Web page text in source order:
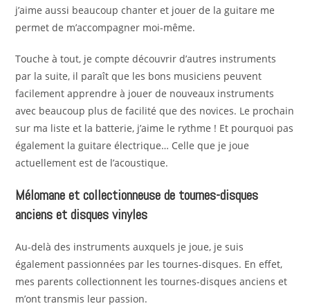
j’aime aussi beaucoup chanter et jouer de la guitare me
permet de m’accompagner moi-même.
Touche à tout, je compte découvrir d’autres instruments
par la suite, il paraît que les bons musiciens peuvent
facilement apprendre à jouer de nouveaux instruments
avec beaucoup plus de facilité que des novices. Le prochain
sur ma liste et la batterie, j’aime le rythme ! Et pourquoi pas
également la guitare électrique… Celle que je joue
actuellement est de l’acoustique.
Mélomane et collectionneuse de tournes-disques
anciens et disques vinyles
Au-delà des instruments auxquels je joue, je suis
également passionnées par les tournes-disques. En effet,
mes parents collectionnent les tournes-disques anciens et
m’ont transmis leur passion.